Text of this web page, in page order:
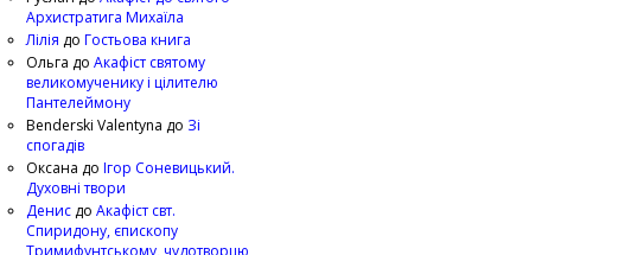
Архистратига Михаїла
Лілія до Гостьова книга
Ольга до Акафіст святому
великомученику і цілителю
Пантелеймону
Benderski Valentyna до Зі
спогадів
Оксана до Ігор Соневицький.
Духовні твори
Денис до Акафіст свт.
Спиридону, єпископу
Тримифунтському, чудотворцю